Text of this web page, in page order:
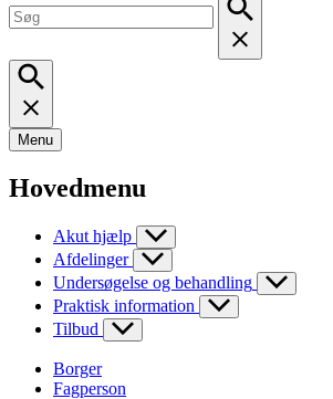
Menu
Hovedmenu
Akut hjælp
Afdelinger
Undersøgelse og behandling
Praktisk information
Tilbud
Borger
Fagperson